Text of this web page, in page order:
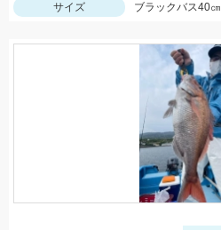
サイズ
ブラックバス40㎝